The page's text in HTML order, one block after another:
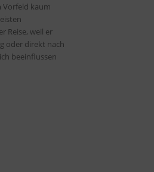
Vorfeld kaum
Reise, weil er
oder direkt nach
beeinflussen